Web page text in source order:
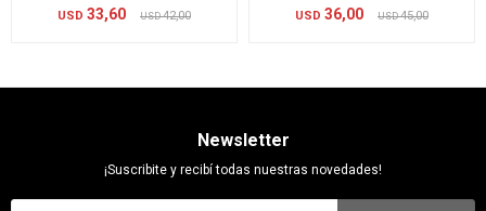
USD 33,60 USD 42,00 USD 36,00 USD 45,00
Newsletter
¡Suscribite y recibí todas nuestras novedades!